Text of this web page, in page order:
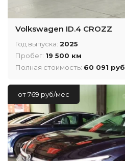
Volkswagen ID.4 CROZZ
Год выпуска: 2025
Пробег: 19 500 км
Полная стоимость: 60 091 руб
от 769 руб/мес